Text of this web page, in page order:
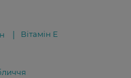
Вітамін E